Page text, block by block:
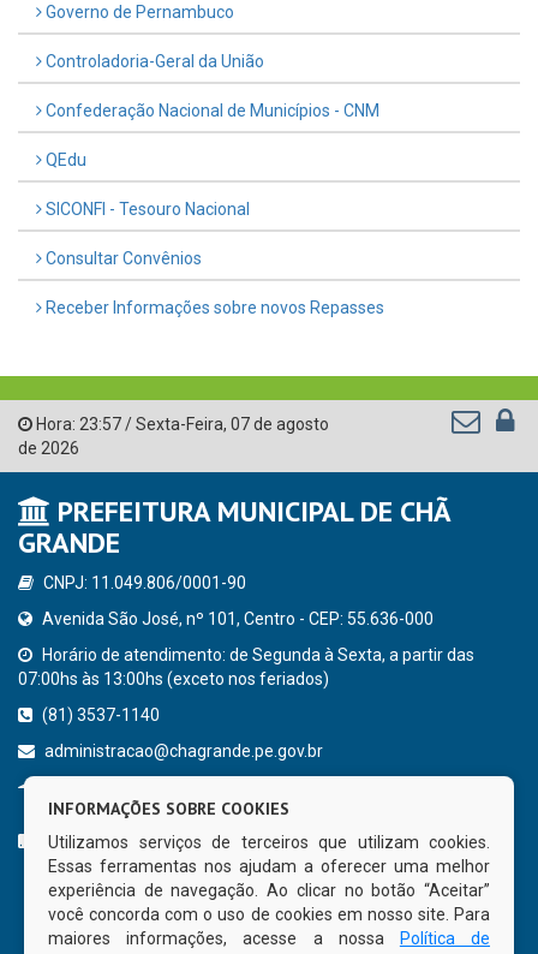
Governo de Pernambuco
Controladoria-Geral da União
Confederação Nacional de Municípios - CNM
QEdu
SICONFI - Tesouro Nacional
Consultar Convênios
Receber Informações sobre novos Repasses
Hora: 23:57/Sexta-Feira, 07 de agosto
de 2026
PREFEITURA MUNICIPAL DE CHÃ
GRANDE
CNPJ: 11.049.806/0001-90
Avenida São José, nº 101, Centro - CEP: 55.636-000
Horário de atendimento: de Segunda à Sexta, a partir das
07:00hs às 13:00hs (exceto nos feriados)
(81) 3537-1140
administracao@chagrande.pe.gov.br
CURTA NOSSA FAN PAGE
INFORMAÇÕES SOBRE COOKIES
Utilizamos serviços de terceiros que utilizam cookies.
Essas ferramentas nos ajudam a oferecer uma melhor
experiência de navegação. Ao clicar no botão “Aceitar”
você concorda com o uso de cookies em nosso site. Para
maiores informações, acesse a nossa
Política de